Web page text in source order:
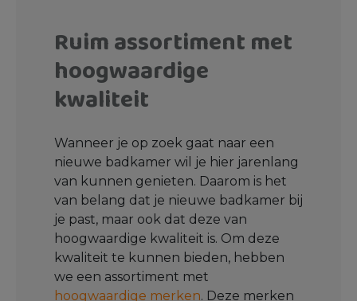
Ruim assortiment met
hoogwaardige
kwaliteit
Wanneer je op zoek gaat naar een
nieuwe badkamer wil je hier jarenlang
van kunnen genieten. Daarom is het
van belang dat je nieuwe badkamer bij
je past, maar ook dat deze van
hoogwaardige kwaliteit is. Om deze
kwaliteit te kunnen bieden, hebben
we een assortiment met
hoogwaardige merken. Deze merken